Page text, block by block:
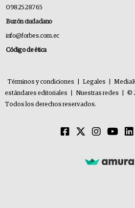
0982528765
Buzón ciudadano
info@forbes.com.ec
Código de ética
Términos y condiciones Legales
estándares editoriales
Nuestras redes
©
Todos los derechos reservados.